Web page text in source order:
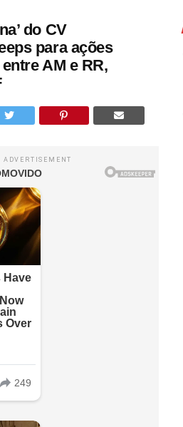
do CV
para ações
AM e RR,
ADVERTISEMENT